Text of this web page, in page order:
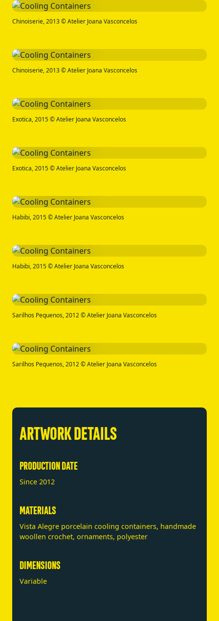
Chinoiserie, 2013 © Atelier Joana Vasconcelos
Chinoiserie, 2013 © Atelier Joana Vasconcelos
Exotica, 2015 © Atelier Joana Vasconcelos
Exotica, 2015 © Atelier Joana Vasconcelos
Habibi, 2015 © Atelier Joana Vasconcelos
Habibi, 2015 © Atelier Joana Vasconcelos
Sarilhos Pequenos, 2012 © Atelier Joana Vasconcelos
Sarilhos Pequenos, 2012 © Atelier Joana Vasconcelos
ARTWORK DETAILS
PRODUCTION DATE
Since 2012
MATERIALS
Vista Alegre porcelain cooling containers, handmade
woollen crochet, ornaments, polyester
DIMENSIONS
Variable